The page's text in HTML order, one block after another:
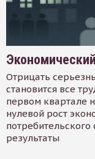
Отрицать
становится все
первом квартале
нулевой рост
результаты